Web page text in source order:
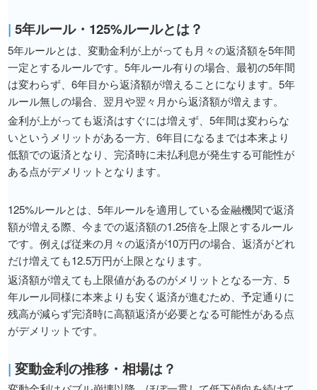
| 5年ルール・125%ルールとは？
5年ルールとは、変動金利が上がっても月々の返済額を5年間
一定とするルールです。5年ルール有りの場合、最初の5年間
は変わらず、6年目から返済額が増えることになります。5年
ルール無しの場合、翌月や翌々月から返済額が増えます。
金利が上がっても返済はすぐには増えず、5年間は変わらな
いというメリットがある一方、6年目になるまでは本来より
低額での返済となり、完済時に未払利息が発生する可能性が
ある点がデメリットとなります。
125%ルールとは、5年ルールを適用している金融機関で返済
額が増える際、今までの返済額の1.25倍を上限とするルール
です。例えば従来の月々の返済が10万円の場合、返済がどれ
だけ増えても12.5万円が上限となります。
返済額が増えても上限値があるのがメリットとなる一方、5
年ルール同様に本来よりも安く返済が進むため、予定通りに
残高が減らず完済時に高額返済が必要となる可能性がある点
がデメリットです。
| 変動金利の推移・相場は？